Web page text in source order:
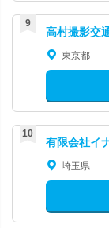
高村撮影交
東京都
有限会社イ
埼玉県